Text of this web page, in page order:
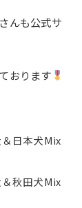
んも公式サ
おります
日本犬Mix
秋田犬Mix